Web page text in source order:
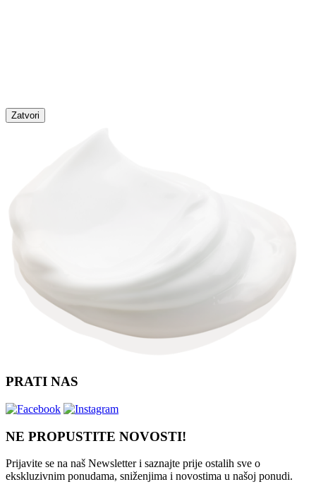
Zatvori
PRATI NAS
NE PROPUSTITE NOVOSTI!
Prijavite se na naš Newsletter i saznajte prije ostalih sve o
ekskluzivnim ponudama, sniženjima i novostima u našoj ponudi.